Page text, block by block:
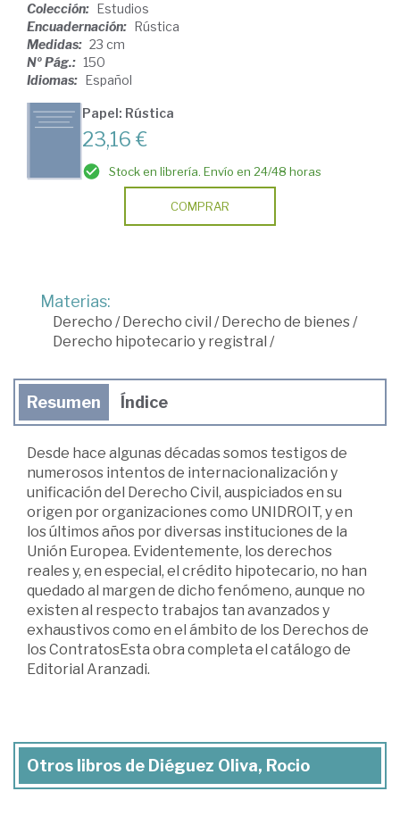
Colección: Estudios
Encuadernación: Rústica
Medidas: 23 cm
Nº Pág.: 150
Idiomas: Español
Papel: Rústica
23,16 €
Stock en librería. Envío en 24/48 horas
COMPRAR
Materias:
Derecho / Derecho civil / Derecho de bienes/
Derecho hipotecario y registral /
Resumen Índice
Desde hace algunas décadas somos testigos de
numerosos intentos de internacionalización y
unificación del Derecho Civil, auspiciados en su
origen por organizaciones como UNIDROIT, y en
los últimos años por diversas instituciones de la
Unión Europea. Evidentemente, los derechos
reales y, en especial, el crédito hipotecario, no han
quedado al margen de dicho fenómeno, aunque no
existen al respecto trabajos tan avanzados y
exhaustivos como en el ámbito de los Derechos de
los ContratosEsta obra completa el catálogo de
Editorial Aranzadi.
Otros libros de Diéguez Oliva, Rocio